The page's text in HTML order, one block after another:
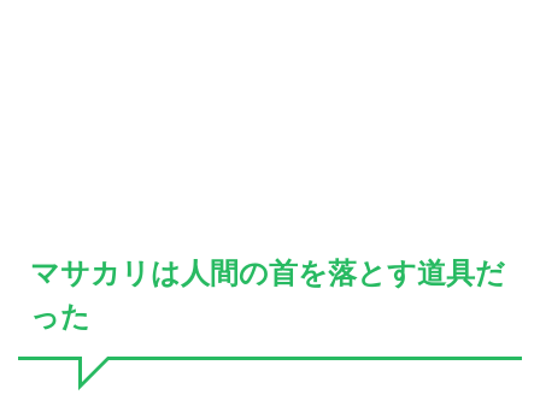
マサカリは人間の首を落とす道具だ
った